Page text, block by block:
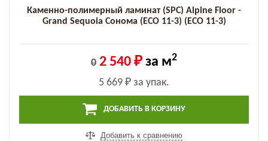
Каменно-полимерный ламинат (SPC) Alpine Floor -
Grand Sequoia Сонома (ECO 11-3) (ECO 11-3)
0 2 540 ₽ за м2
5 669 ₽ за упак.
ДОБАВИТЬ В КОРЗИНУ
Добавить к сравнению